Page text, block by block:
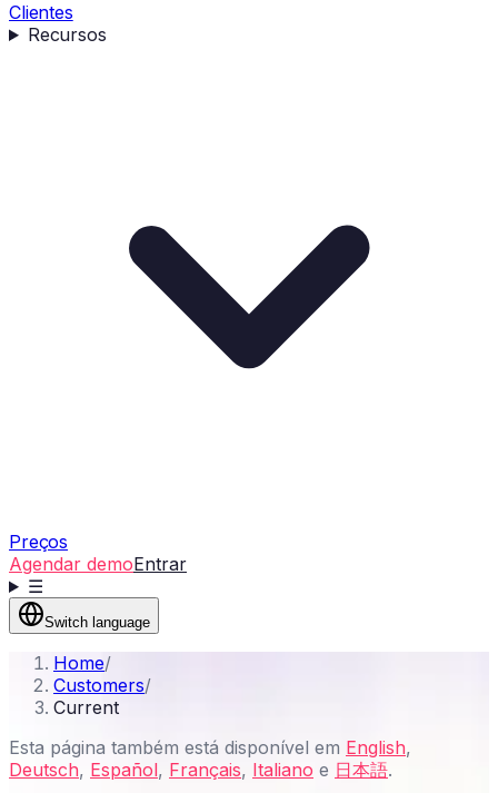
Clientes
Recursos
Preços
Agendar demoEntrar
☰
Switch language
Home/
Customers/
Current
Esta página também está disponível em English,
Deutsch, Español, Français, Italiano e 日本語.